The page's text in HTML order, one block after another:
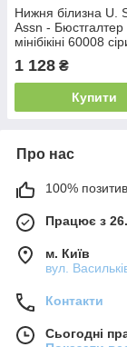
Нижня білизна U.
Assn - Бюстгалтер
мінібікіні 60008
38р. M
1 128 ₴
Купити
Про нас
100%
Працює з
м. Київ
вул.
Контакти
Сьогодні